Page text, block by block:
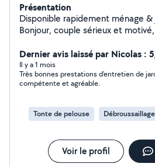
Présentation
Disponible rapidement ménage & jardinage etc..
Bonjour, couple sérieux et
domicile / ménage Ménage
cuisine, salle de bain), rangement,
Travail soigné, discret et efficace. Disponible du lundi au
jeudi de 7h30 à 16h30 + week-
entretien de terrains de golf,
haies, arbustes, entretien général
selon planning. Nous sommes sérieux, ponctuels et
soigneux. Nous cherchons à
Dernier avis laissé par Nicolas :
Il y a 1 mois
Très bonnes prestations d'entretien de
compétente et agréable.
Tonte de pelouse
Voir le profil